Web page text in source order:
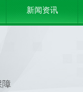
新闻资讯